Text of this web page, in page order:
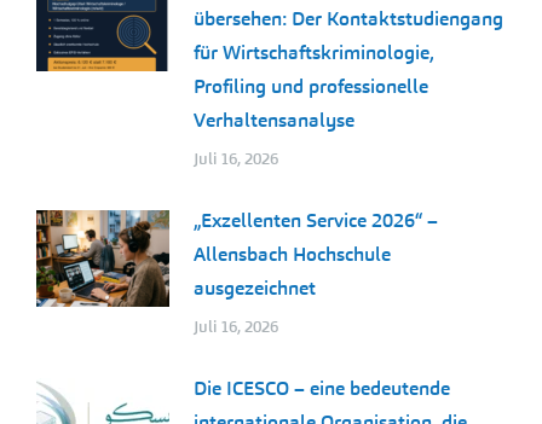
übersehen: Der Kontaktstudiengang
für Wirtschaftskriminologie,
Profiling und professionelle
Verhaltensanalyse
Juli 16, 2026
„Exzellenten Service 2026“ –
Allensbach Hochschule
ausgezeichnet
Juli 16, 2026
Die ICESCO – eine bedeutende